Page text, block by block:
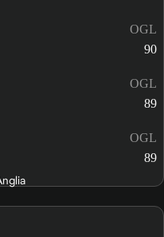
OGL
90
OGL
89
OGL
89